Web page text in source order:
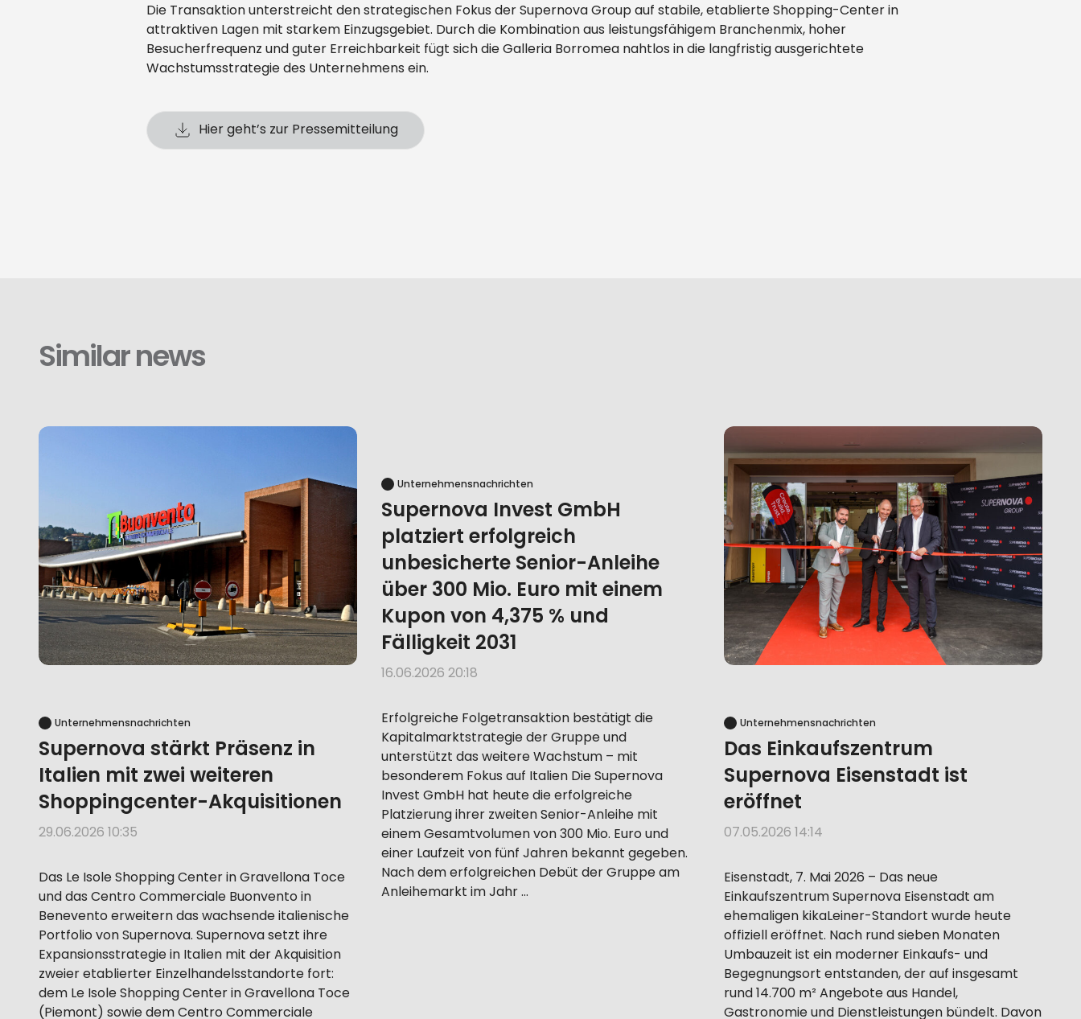
Die Transaktion unterstreicht den strategischen Fokus der Supernova Group auf stabile, etablierte Shopping-Center in
attraktiven Lagen mit starkem Einzugsgebiet. Durch die Kombination aus leistungsfähigem Branchenmix, hoher
Besucherfrequenz und guter Erreichbarkeit fügt sich die Galleria Borromea nahtlos in die langfristig ausgerichtete
Wachstumsstrategie des Unternehmens ein.
Hier geht’s zur Pressemitteilung
Similar news
Unternehmensnachrichten
Supernova stärkt Präsenz in
Italien mit zwei weiteren
Shoppingcenter-Akquisitionen
29.06.2026 10:35
Das Le Isole Shopping Center in Gravellona Toce
und das Centro Commerciale Buonvento in
Benevento erweitern das wachsende italienische
Portfolio von Supernova. Supernova setzt ihre
Expansionsstrategie in Italien mit der Akquisition
zweier etablierter Einzelhandelsstandorte fort:
dem Le Isole Shopping Center in Gravellona Toce
(Piemont) sowie dem Centro Commerciale
Unternehmensnachrichten
Supernova Invest GmbH
platziert erfolgreich
unbesicherte Senior-Anleihe
über 300 Mio. Euro mit einem
Kupon von 4,375 % und
Fälligkeit 2031
16.06.2026 20:18
Erfolgreiche Folgetransaktion bestätigt die
Kapitalmarktstrategie der Gruppe und
unterstützt das weitere Wachstum – mit
besonderem Fokus auf Italien Die Supernova
Invest GmbH hat heute die erfolgreiche
Platzierung ihrer zweiten Senior-Anleihe mit
einem Gesamtvolumen von 300 Mio. Euro und
einer Laufzeit von fünf Jahren bekannt gegeben.
Nach dem erfolgreichen Debüt der Gruppe am
Anleihemarkt im Jahr …
Unternehmensnachrichten
Das Einkaufszentrum
Supernova Eisenstadt ist
eröffnet
07.05.2026 14:14
Eisenstadt, 7. Mai 2026 – Das neue
Einkaufszentrum Supernova Eisenstadt am
ehemaligen kikaLeiner-Standort wurde heute
offiziell eröffnet. Nach rund sieben Monaten
Umbauzeit ist ein moderner Einkaufs- und
Begegnungsort entstanden, der auf insgesamt
rund 14.700 m² Angebote aus Handel,
Gastronomie und Dienstleistungen bündelt. Davon